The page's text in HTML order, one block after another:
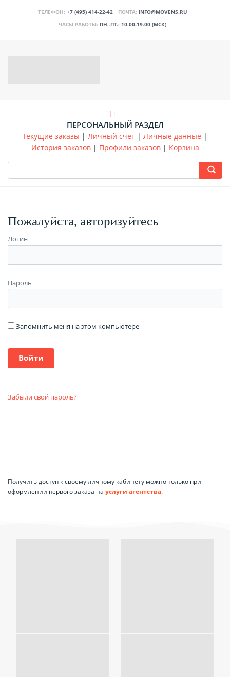
ТЕЛЕФОН: +7 (495) 414-22-42 ПОЧТА: INFO@MOVENS.RU
ЧАСЫ РАБОТЫ: ПН.-ПТ.: 10.00-19.00 (МСК)
ПЕРСОНАЛЬНЫЙ РАЗДЕЛ
Текущие заказы | Личный счёт | Личные данные |
История заказов| Профили заказов| Корзина
Пожалуйста, авторизуйтесь
Логин
Пароль
Запомнить меня на этом компьютере
Забыли свой пароль?
Получить доступ к своему личному кабинету можно только при
оформлении первого заказа на услуги агентства.